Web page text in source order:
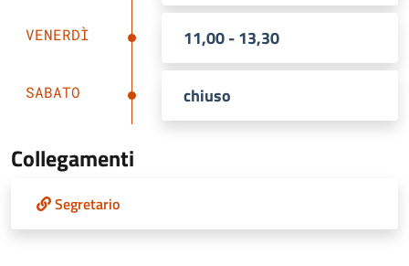
VENERDÌ 11,00 - 13,30
SABATO chiuso
Collegamenti
Segretario